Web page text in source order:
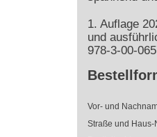
1. Auflage
und
978-3-00-
Vor- und
Straße und Haus-